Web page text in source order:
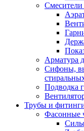
Арматура
Сифоны,
Подводка
Трубы и
Фасонные